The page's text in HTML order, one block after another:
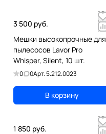
3 500 руб.
Мешки высокопрочные для
пылесосов Lavor Pro
Whisper, Silent, 10 шт.
0 0Арт.5.212.0023
В корзину
1 850 руб.